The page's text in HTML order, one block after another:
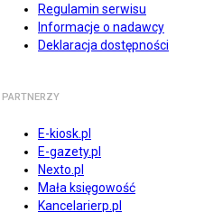
Regulamin serwisu
Informacje o nadawcy
Deklaracja dostępności
PARTNERZY
E-kiosk.pl
E-gazety.pl
Nexto.pl
Mała księgowość
Kancelarierp.pl